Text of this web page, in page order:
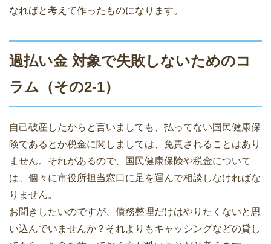
なればと考えて作ったものになります。
過払い金 対象で失敗しないためのコ
ラム（その2-1）
自己破産したからと言いましても、払ってない国民健康保
険であるとか税金に関しましては、免責されることはあり
ません。それがあるので、国民健康保険や税金について
は、個々に市役所担当窓口に足を運んで相談しなければな
りません。
お聞きしたいのですが、債務整理だけはやりたくないと思
い込んでいませんか？それよりもキャッシングなどの貸し